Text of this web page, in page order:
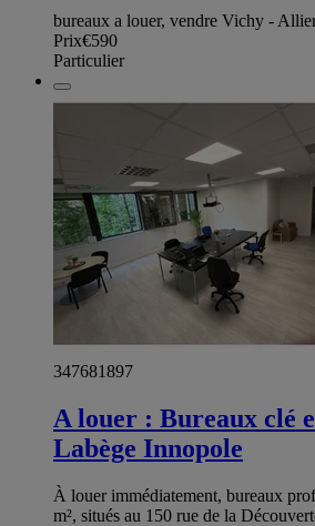
bureaux a louer, vendre Vichy -
Prix€590
Particulier
347681897
A louer : Bureaux clé
Labège Innopole
À louer immédiatement, bureaux
m², situés au 150 rue de la